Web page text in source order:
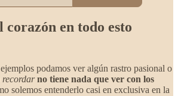
en todo esto
podamos ver algún rastro pasional o
recordar no tiene nada que ver con los
solemos entenderlo casi en exclusiva en la